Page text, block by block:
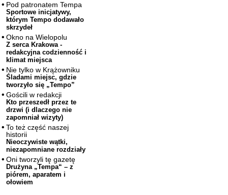
Pod patronatem Tempa
Sportowe inicjatywy,
którym Tempo dodawało
skrzydeł
Okno na Wielopolu
Z serca Krakowa -
redakcyjna codzienność i
klimat miejsca
Nie tylko w Krążowniku
Śladami miejsc, gdzie
tworzyło się „Tempo”
Gościli w redakcji
Kto przeszedł przez te
drzwi (i dlaczego nie
zapomniał wizyty)
To też część naszej
historii
Nieoczywiste wątki,
niezapomniane rozdziały
Oni tworzyli tę gazetę
Drużyna „Tempa“ – z
piórem, aparatem i
ołowiem